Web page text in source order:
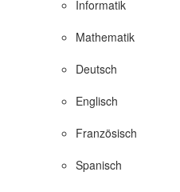
Informatik
Mathematik
Deutsch
Englisch
Französisch
Spanisch